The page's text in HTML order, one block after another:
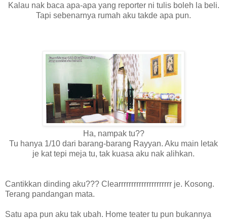
Kalau nak baca apa-apa yang reporter ni tulis boleh la beli.
Tapi sebenarnya rumah aku takde apa pun.
Ha, nampak tu??
Tu hanya 1/10 dari barang-barang Rayyan. Aku main letak
je kat tepi meja tu, tak kuasa aku nak alihkan.
Cantikkan dinding aku??? Clearrrrrrrrrrrrrrrrrrrrr je. Kosong.
Terang pandangan mata.
Satu apa pun aku tak ubah. Home teater tu pun bukannya